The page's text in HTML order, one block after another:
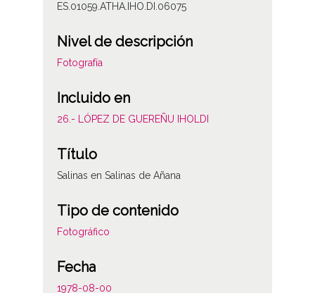
ES.01059.ATHA.IHO.DI.06075
Nivel de descripción
Fotografía
Incluido en
26.- LÓPEZ DE GUEREÑU IHOLDI
Título
Salinas en Salinas de Añana
Tipo de contenido
Fotográfico
Fecha
1978-08-00